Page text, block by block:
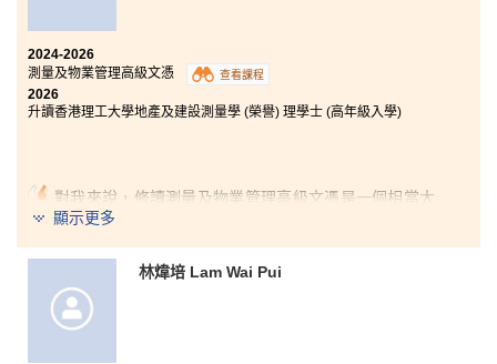
課程⽅⾯，充實的課程架構讓我增加對社會⼯作的認
識，為升讀⼤學作好準備。課程亦包含⼀些體驗活動，
例如⾼/ 低結構歷奇活動，⽽我在參與此活動後，亦選
擇去考取相關的教練牌照，由此可⾒課程對學⽣的⽣涯
規劃亦有不少的幫助。
2024-2026
測量及物業管理高級文憑
查看課程
2026
升讀香港理工大學地產及建設測量學 (榮譽) 理學士 (高年級入學)
對我來說，修讀測量及物業管理高級文憑是一個相當大
的挑戰，也需要很大的決心。作為一名成人學生，我選
業成績及經濟負擔等因素。幸好有家人的支持，我才能
夠堅持到現在。
課程內容讓我加深了對測量業界的認識，其中令我印象
最深刻的是土地法律的應用，讓我了解不同土地的用
顯示更多
林煒培 Lam Wai Pui